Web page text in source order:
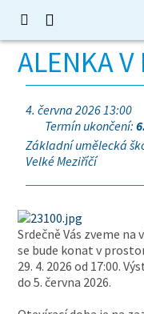
ALENKA V
4. června 2026 13:00
Termín ukončení:
Základní umělecká
Velké Meziříčí
Srdečně Vás zveme
se bude konat v
29. 4. 2026 od 17:00.
do 5. června 2026.